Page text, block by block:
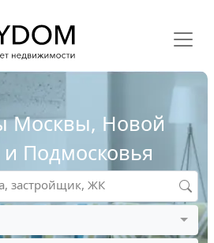
Москвы, Новой
Подмосковья
застройщик, ЖК